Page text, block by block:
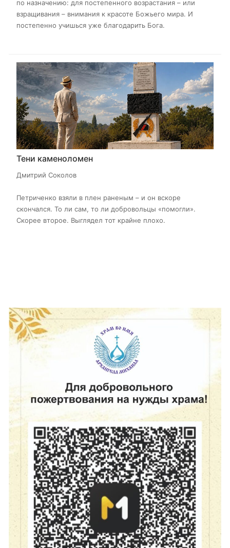
по назначению: для постепенного возрастания – или
взращивания – внимания к красоте Божьего мира. И
постепенно учишься уже благодарить Бога.
Тени каменоломен
Дмитрий Соколов
Петриченко взяли в плен раненым – и он вскоре
скончался. То ли сам, то ли добровольцы «помогли».
Скорее второе. Выглядел тот крайне плохо.